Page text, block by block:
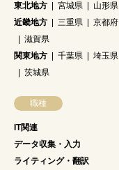
東北地方
宮城県 山形県
近畿地方
三重県 京都府
滋賀県
関東地方
千葉県 埼玉県
茨城県
職種
IT関連
データ収集・入力
ライティング・翻訳